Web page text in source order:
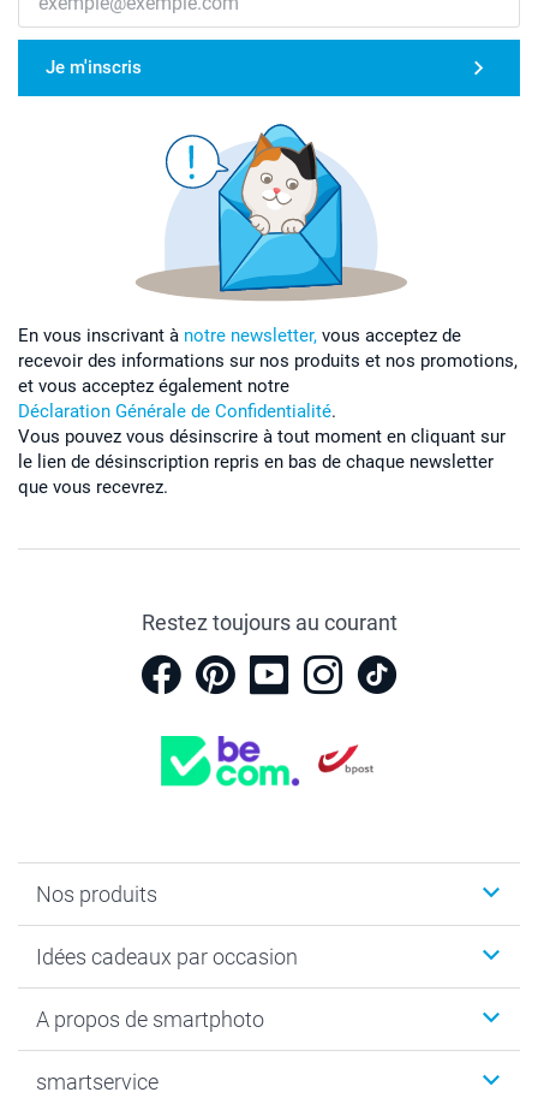
Je m'inscris
En vous inscrivant à notre newsletter, vous acceptez de
recevoir des informations sur nos produits et nos promotions,
et vous acceptez également notre
Déclaration Générale de Confidentialité.
Vous pouvez vous désinscrire à tout moment en cliquant sur
le lien de désinscription repris en bas de chaque newsletter
que vous recevrez.
Restez toujours au courant
Nos produits
Cadeaux photo
Tirage photo & agrandissement
MyNameBook
Idées cadeaux par occasion
Anniversaire
Fin d'études
A propos de smartphoto
Durabilité
smartservice